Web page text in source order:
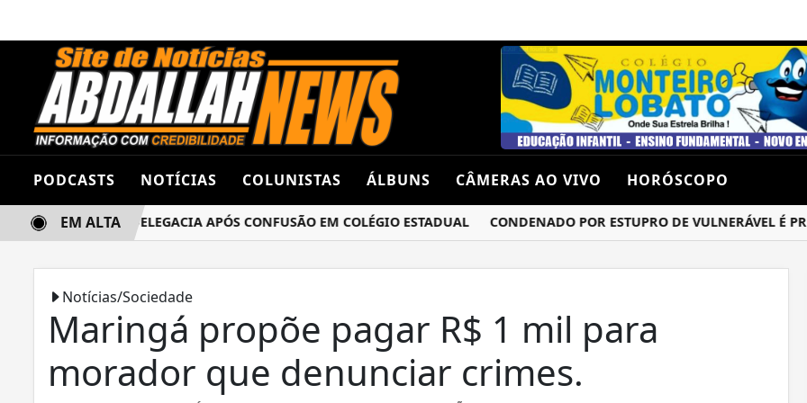
PODCASTS NOTÍCIAS COLUNISTAS ÁLBUNS CÂMERAS AO VIVO HORÓSCOPO
TERMINA NA DELEGACIA APÓS CONFUSÃO EM COLÉGIO ESTADUAL CONDENADO POR ESTUPRO DE VULNERÁVEL É
EM ALTA
Notícias/Sociedade
Maringá propõe pagar R$ 1 mil para
morador que denunciar crimes.